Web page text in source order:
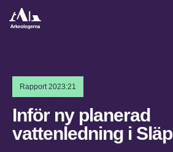
Rapport 2023:21
Inför ny planerad
vattenledning i Släp